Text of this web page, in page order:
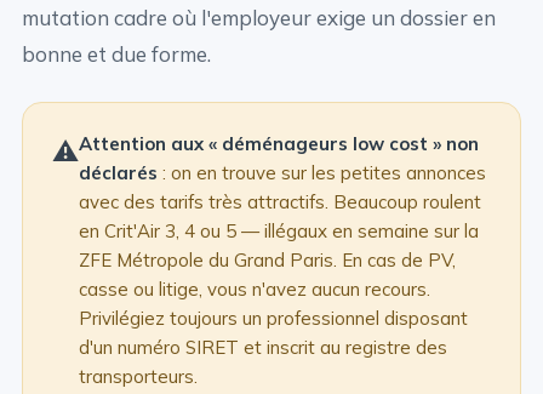
mutation cadre où l'employeur exige un dossier en
bonne et due forme.
⚠️Attention aux « déménageurs low cost » non
déclarés : on en trouve sur les petites annonces
avec des tarifs très attractifs. Beaucoup roulent
en Crit'Air 3, 4 ou 5 — illégaux en semaine sur la
ZFE Métropole du Grand Paris. En cas de PV,
casse ou litige, vous n'avez aucun recours.
Privilégiez toujours un professionnel disposant
d'un numéro SIRET et inscrit au registre des
transporteurs.